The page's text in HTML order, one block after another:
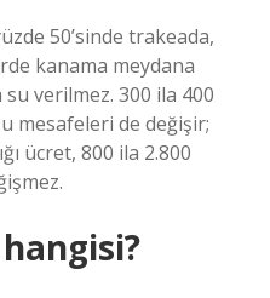
50’sinde trakeada,
kanama meydana
verilmez. 300 ila 400
mesafeleri de değişir;
ücret, 800 ila 2.800
hangisi?